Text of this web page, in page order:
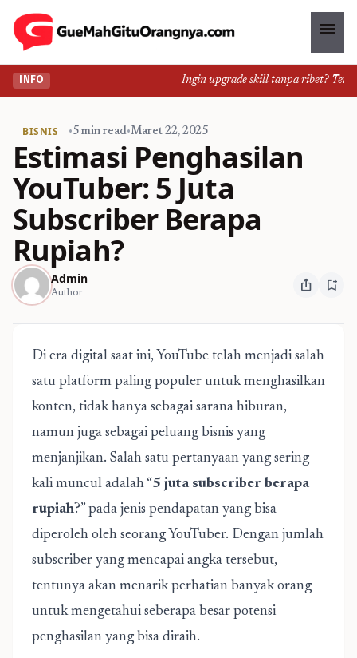
menu
INFO Ingin upgrade skill tanpa ribet?
BISNIS •5 min read•Maret 22, 2025
Estimasi Penghasilan
YouTuber: 5 Juta
Subscriber Berapa
Rupiah?
Admin
Author ios_share bookmark_add
Di era digital saat ini, YouTube telah menjadi salah
satu platform paling populer untuk menghasilkan
konten, tidak hanya sebagai sarana hiburan,
namun juga sebagai peluang bisnis yang
menjanjikan. Salah satu pertanyaan yang sering
kali muncul adalah “5 juta subscriber berapa
rupiah?” pada jenis pendapatan yang bisa
diperoleh oleh seorang YouTuber. Dengan jumlah
subscriber yang mencapai angka tersebut,
tentunya akan menarik perhatian banyak orang
untuk mengetahui seberapa besar potensi
penghasilan yang bisa diraih.